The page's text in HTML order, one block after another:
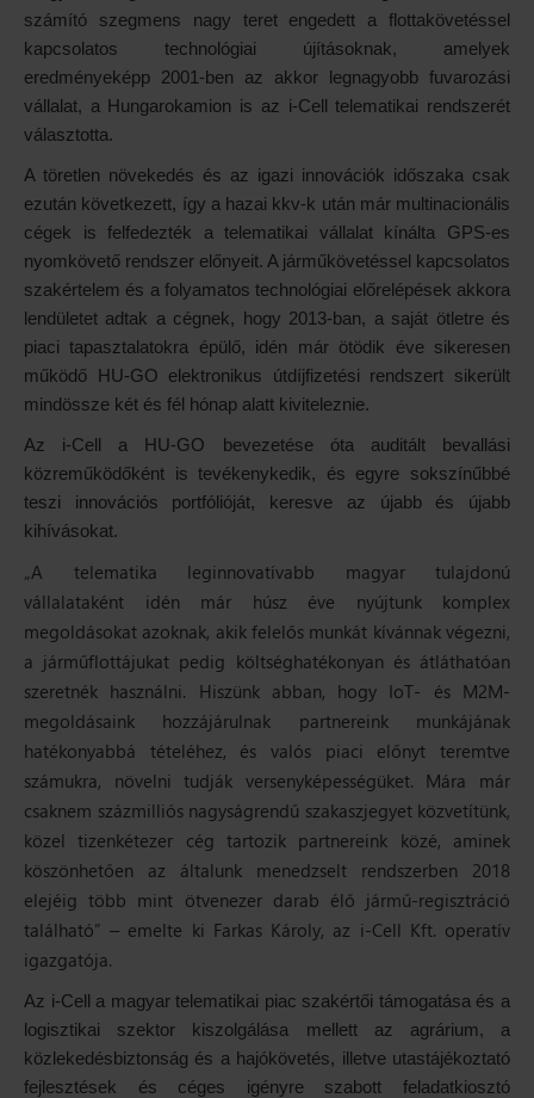
számító szegmens nagy teret engedett a flottakövetéssel
kapcsolatos technológiai újításoknak, amelyek
eredményeképp 2001-ben az akkor legnagyobb fuvarozási
vállalat, a Hungarokamion is az i-Cell telematikai rendszerét
választotta.
A töretlen növekedés és az igazi innovációk időszaka csak
ezután következett, így a hazai kkv-k után már multinacionális
cégek is felfedezték a telematikai vállalat kínálta GPS-es
nyomkövető rendszer előnyeit. A járműkövetéssel kapcsolatos
szakértelem és a folyamatos technológiai előrelépések akkora
lendületet adtak a cégnek, hogy 2013-ban, a saját ötletre és
piaci tapasztalatokra épülő, idén már ötödik éve sikeresen
működő HU-GO elektronikus útdíjfizetési rendszert sikerült
mindössze két és fél hónap alatt kiviteleznie.
Az i-Cell a HU-GO bevezetése óta auditált bevallási
közreműködőként is tevékenykedik, és egyre sokszínűbbé
teszi innovációs portfólióját, keresve az újabb és újabb
kihívásokat.
„A telematika leginnovatívabb magyar tulajdonú
vállalataként idén már húsz éve nyújtunk komplex
megoldásokat azoknak, akik felelős munkát kívánnak végezni,
a járműflottájukat pedig költséghatékonyan és átláthatóan
szeretnék használni. Hiszünk abban, hogy IoT- és M2M-
megoldásaink hozzájárulnak partnereink munkájának
hatékonyabbá tételéhez, és valós piaci előnyt teremtve
számukra, növelni tudják versenyképességüket. Mára már
csaknem százmilliós nagyságrendű szakaszjegyet közvetítünk,
közel tizenkétezer cég tartozik partnereink közé, aminek
köszönhetően az általunk menedzselt rendszerben 2018
elejéig több mint ötvenezer darab élő jármű-regisztráció
található” – emelte ki Farkas Károly, az i-Cell Kft. operatív
igazgatója.
Az i-Cell a magyar telematikai piac szakértői támogatása és a
logisztikai szektor kiszolgálása mellett az agrárium, a
közlekedésbiztonság és a hajókövetés, illetve utastájékoztató
fejlesztések és céges igényre szabott feladatkiosztó